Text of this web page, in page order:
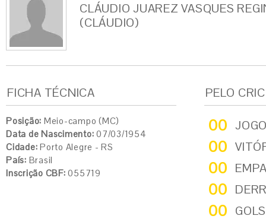
CLÁUDIO JUAREZ VASQUES
(CLÁUDIO)
FICHA TÉCNICA
Posição: Meio-campo (MC)
Data de Nascimento: 07/03/1954
Cidade: Porto Alegre - RS
País: Brasil
Inscrição CBF: 055719
PELO
00
00
00
00
00